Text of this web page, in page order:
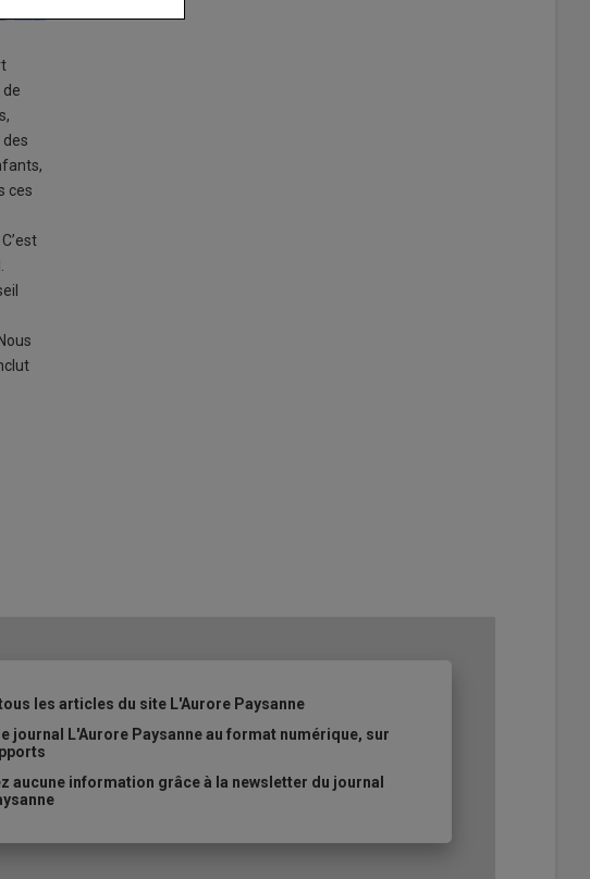
des
ces
les articles du site L'Aurore Paysanne
journal L'Aurore Paysanne au format numérique, sur
aucune information grâce à la newsletter du journal